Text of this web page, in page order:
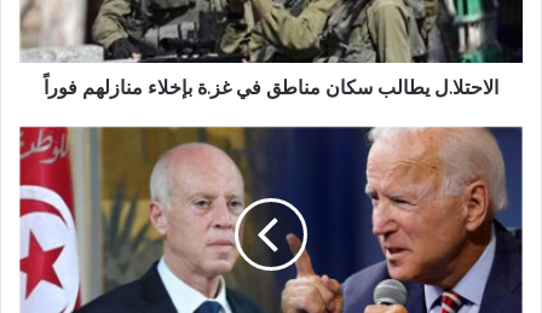
الاحتلا.ل يطالب سكان مناطق في غز.ة بإخلاء منازلهم فوراً